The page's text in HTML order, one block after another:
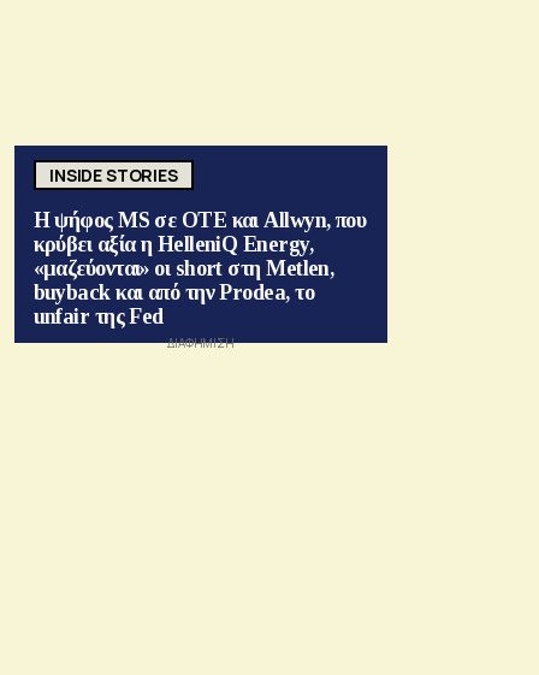
INSIDE STORIES
Η ψήφος MS σε ΟΤΕ και Allwyn, που
κρύβει αξία η HelleniQ Energy,
«μαζεύονται» οι short στη Metlen,
buyback και από την Prodea, το
unfair της Fed